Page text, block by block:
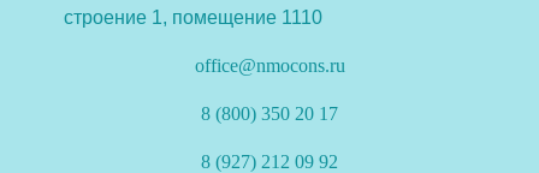
строение 1, помещение 1110
office@nmocons.ru
8 (800) 350 20 17
8 (927) 212 09 92